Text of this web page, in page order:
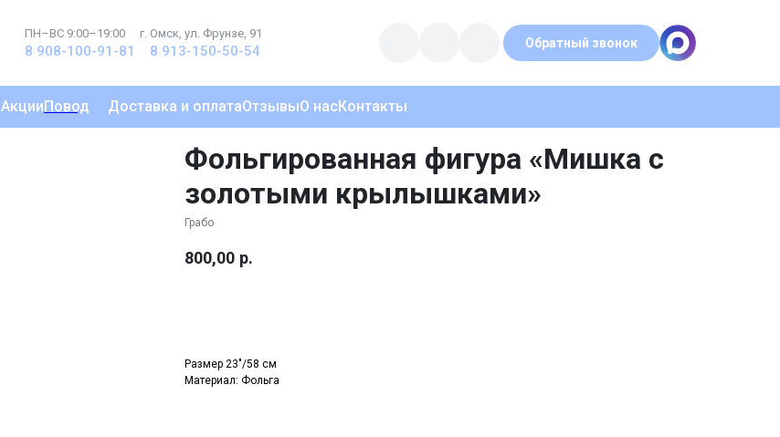
ПН–ВС 9:00–19:00 г. Омск, ул. Фрунзе, 91
8 908-100-91-81 8 913-150-50-54 Обратный звонок
АкцииПовод Доставка и оплатаОтзывыО насКонтакты
Фольгированная фигура «Мишка с
золотыми крылышками»
Грабо
800,00 р.
Размер 23"/58 см
Материал: Фольга